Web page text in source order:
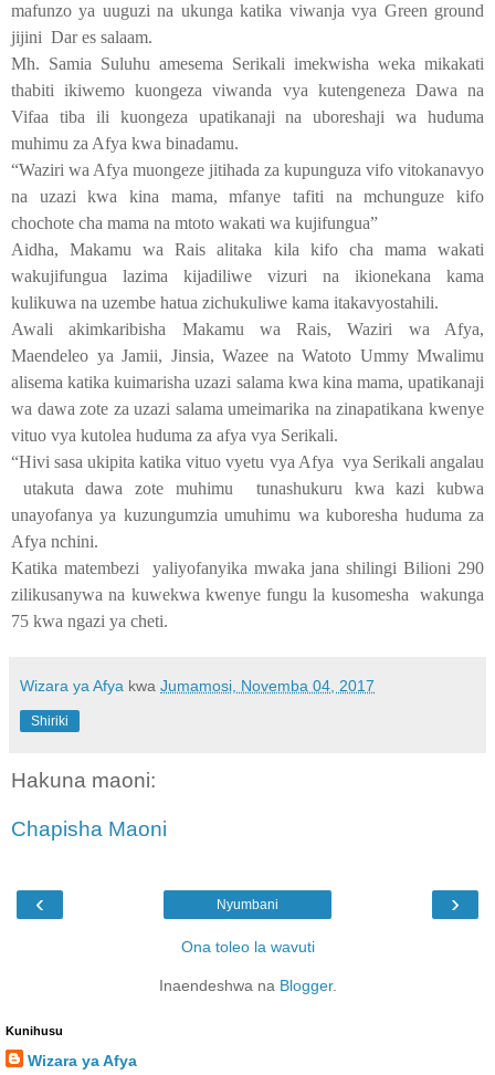
mafunzo ya uuguzi na ukunga katika viwanja vya Green ground
jijini Dar es salaam.
Mh. Samia Suluhu amesema Serikali imekwisha weka mikakati
thabiti ikiwemo kuongeza viwanda vya kutengeneza Dawa na
Vifaa tiba ili kuongeza upatikanaji na uboreshaji wa huduma
muhimu za Afya kwa binadamu.
“Waziri wa Afya muongeze jitihada za kupunguza vifo vitokanavyo
na uzazi kwa kina mama, mfanye tafiti na mchunguze kifo
chochote cha mama na mtoto wakati wa kujifungua”
Aidha, Makamu wa Rais alitaka kila kifo cha mama wakati
wakujifungua lazima kijadiliwe vizuri na ikionekana kama
kulikuwa na uzembe hatua zichukuliwe kama itakavyostahili.
Awali akimkaribisha Makamu wa Rais, Waziri wa Afya,
Maendeleo ya Jamii, Jinsia, Wazee na Watoto Ummy Mwalimu
alisema katika kuimarisha uzazi salama kwa kina mama, upatikanaji
wa dawa zote za uzazi salama umeimarika na zinapatikana kwenye
vituo vya kutolea huduma za afya vya Serikali.
“Hivi sasa ukipita katika vituo vyetu vya Afya vya Serikali angalau
utakuta dawa zote muhimu tunashukuru kwa kazi kubwa
unayofanya ya kuzungumzia umuhimu wa kuboresha huduma za
Afya nchini.
Katika matembezi yaliyofanyika mwaka jana shilingi Bilioni 290
zilikusanywa na kuwekwa kwenye fungu la kusomesha wakunga
75 kwa ngazi ya cheti.
Wizara ya Afya kwa Jumamosi, Novemba 04, 2017
Shiriki
Hakuna maoni:
Chapisha Maoni
‹ ›
Nyumbani
Ona toleo la wavuti
Inaendeshwa na Blogger.
Kunihusu
Wizara ya Afya